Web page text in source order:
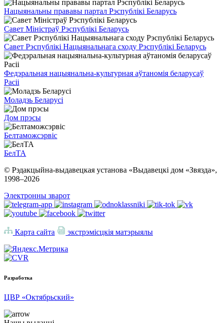
Нацыянальны прававы партал Рэспублікі Беларусь
Савет Міністраў Рэспублікі Беларусь
Савет Рэспублікі Нацыянальнага сходу Рэспублікі Беларусь
Федэральная нацыянальна-культурная аўтаномія беларусаў
Расіі
Моладзь Беларусі
Дом прэсы
Белтаможсэрвіс
БелТА
© Рэдакцыйна-выдавецкая установа «Выдавецкі дом «Звязда»,
1998–2026
Электронны зварот
Карта сайта экстрэмісцкія матэрыялы
Разработка
ЦВР «Октябрьский»